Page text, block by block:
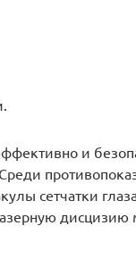
и
сетчатки